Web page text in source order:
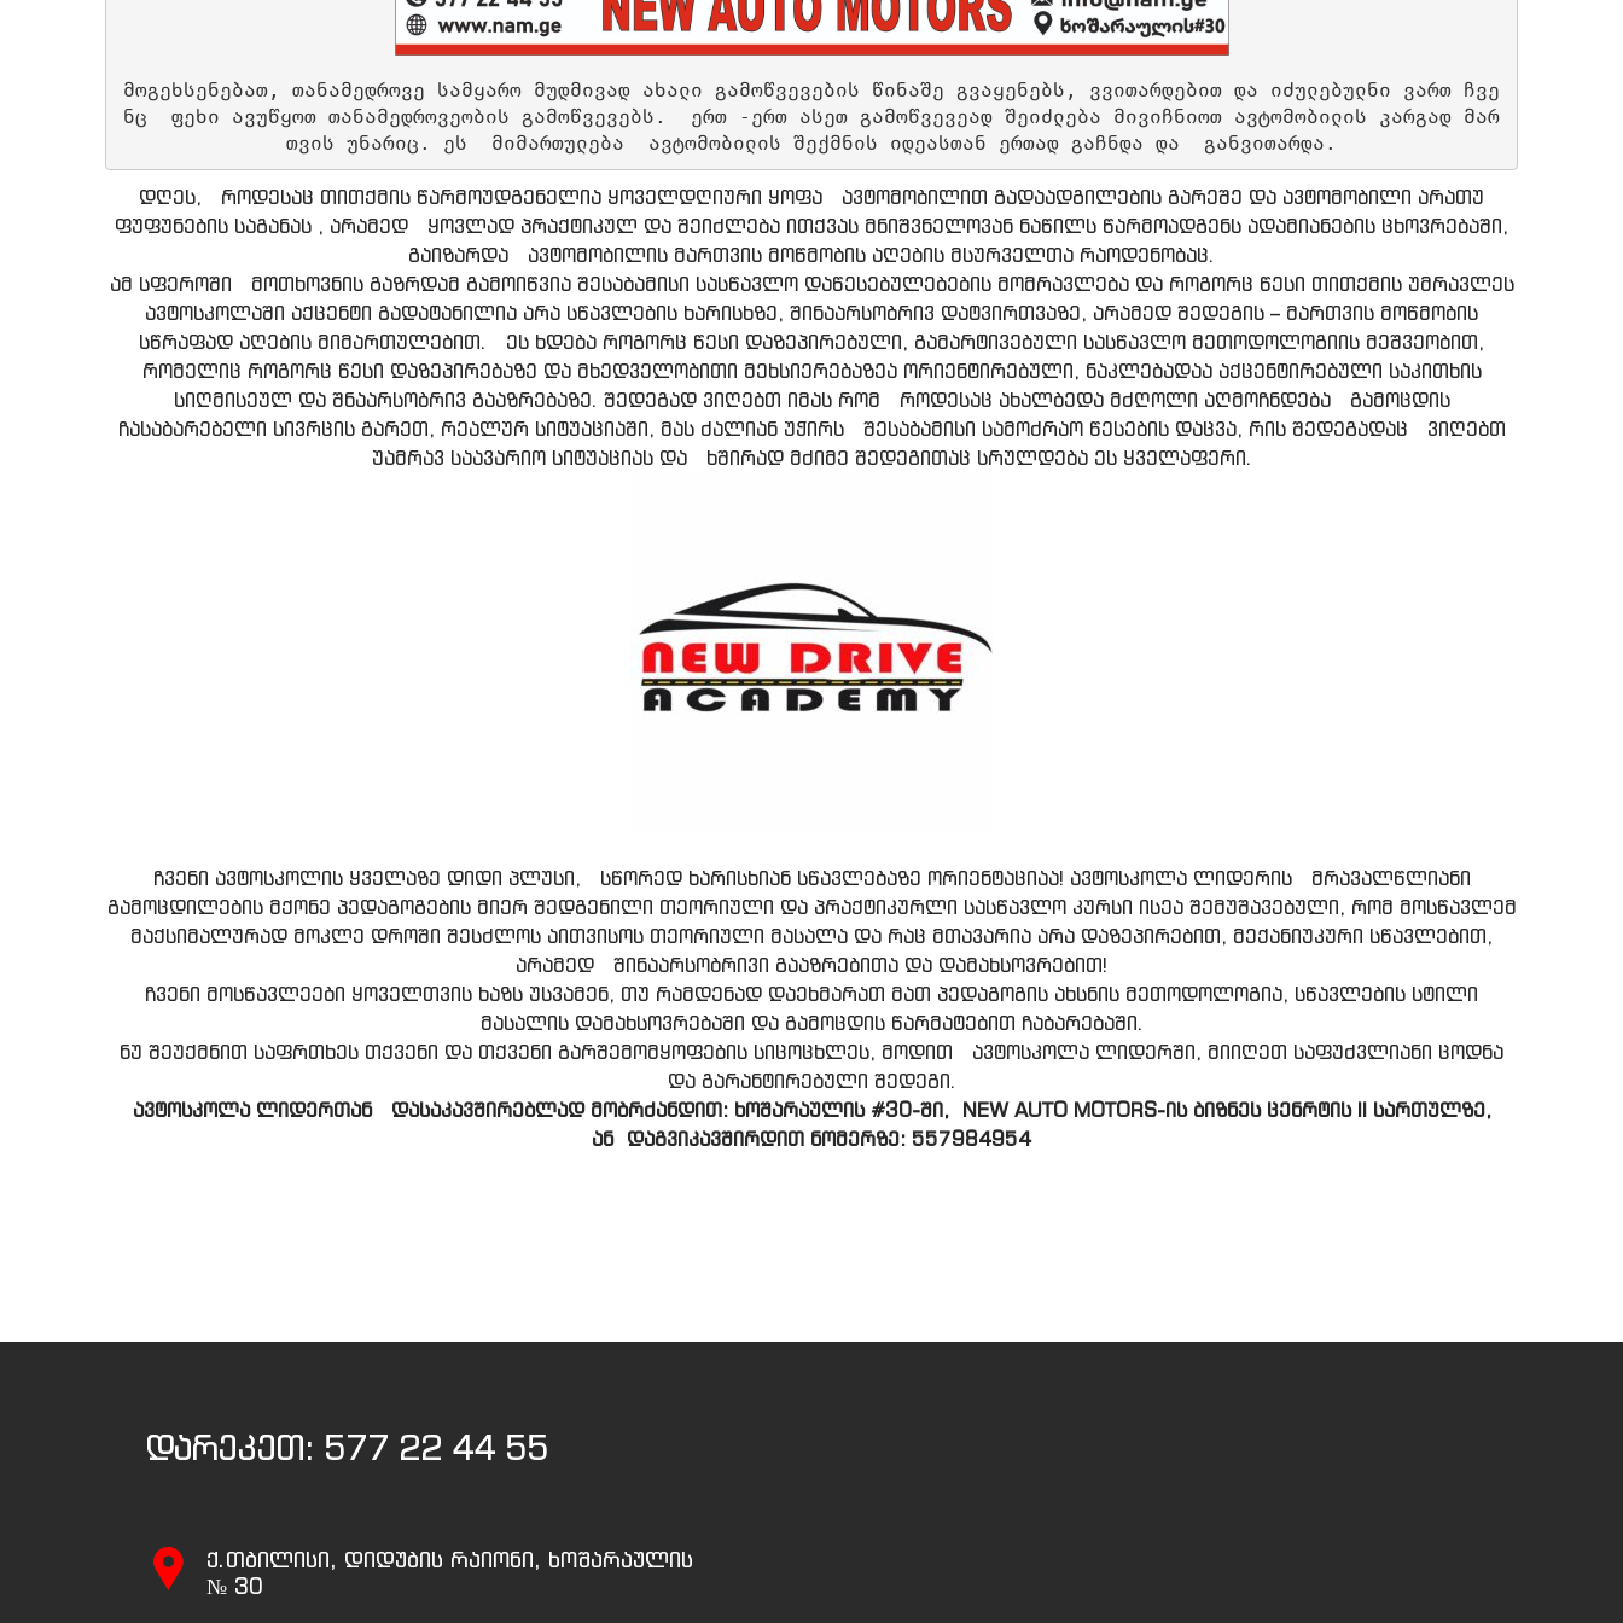
მოგეხსენებათ, თანამედროვე სამყარო მუდმივად ახალი გამოწვევების წინაშე გვაყენებს, ვვითარდებით და იძულებულნი ვართ ჩვე
ნც  ფეხი ავუწყოთ თანამედროვეობის გამოწვევებს.  ერთ -ერთ ასეთ გამოწვევეად შეიძლება მივიჩნიოთ ავტომობილის კარგად მარ
თვის უნარიც. ეს  მიმართულება  ავტომობილის შექმნის იდეასთან ერთად გაჩნდა და  განვითარდა.
დღეს, როდესაც თითქმის წარმოუდგენელია ყოველდღიური ყოფა ავტომობილით გადაადგილების გარეშე და ავტომობილი არათუ
ფუფუნების საგანას , არამედ ყოვლად პრაქტიკულ და შეიძლება ითქვას მნიშვნელოვან ნაწილს წარმოადგენს ადამიანების ცხოვრებაში,
გაიზარდა ავტომობილის მართვის მოწმობის აღების მსურველთა რაოდენობაც.
ამ სფეროში მოთხოვნის გაზრდამ გამოიწვია შესაბამისი სასწავლო დაწესებულებების მომრავლება და როგორც წესი თითქმის უმრავლეს
ავტოსკოლაში აქცენტი გადატანილია არა სწავლების ხარისხზე, შინაარსობრივ დატვირთვაზე, არამედ შედეგის – მართვის მოწმობის
სწრაფად აღების მიმართულებით. ეს ხდება როგორც წესი დაზეპირებული, გამარტივებული სასწავლო მეთოდოლოგიის მეშვეობით,
რომელიც როგორც წესი დაზეპირებაზე და მხედველობითი მეხსიერებაზეა ორიენტირებული, ნაკლებადაა აქცენტირებული საკითხის
სიღმისეულ და შნაარსობრივ გააზრებაზე. შედეგად ვიღებთ იმას რომ როდესაც ახალბედა მძღოლი აღმოჩნდება გამოცდის
ჩასაბარებელი სივრცის გარეთ, რეალურ სიტუაციაში, მას ძალიან უჭირს შესაბამისი სამოძრაო წესების დაცვა, რის შედეგადაც ვიღებთ
უამრავ საავარიო სიტუაციას და ხშირად მძიმე შედეგითაც სრულდება ეს ყველაფერი.
ჩვენი ავტოსკოლის ყველაზე დიდი პლუსი, სწორედ ხარისხიან სწავლებაზე ორიენტაციაა! ავტოსკოლა ლიდერის მრავალწლიანი
გამოცდილების მქონე პედაგოგების მიერ შედგენილი თეორიული და პრაქტიკურლი სასწავლო კურსი ისეა შემუშავებული, რომ მოსწავლემ
მაქსიმალურად მოკლე დროში შესძლოს აითვისოს თეორიული მასალა და რაც მთავარია არა დაზეპირებით, მექანიუკური სწავლებით,
არამედ შინაარსობრივი გააზრებითა და დამახსოვრებით!
ჩვენი მოსწავლეები ყოველთვის ხაზს უსვამენ, თუ რამდენად დაეხმარათ მათ პედაგოგის ახსნის მეთოდოლოგია, სწავლების სტილი
მასალის დამახსოვრებაში და გამოცდის წარმატებით ჩაბარებაში.
ნუ შეუქმნით საფრთხეს თქვენი და თქვენი გარშემომყოფების სიცოცხლეს, მოდით ავტოსკოლა ლიდერში, მიიღეთ საფუძვლიანი ცოდნა
და გარანტირებული შედეგი.
ავტოსკოლა ლიდერთან დასაკავშირებლად მობრძანდით: ხოშარაულის #30-ში, NEW AUTO MOTORS-ის ბიზნეს ცენრტის II სართულზე,
ან დაგვიკავშირდით ნომერზე: 557984954
დარეკეთ: 577 22 44 55
ქ.თბილისი, დიდუბის რაიონი, ხოშარაულის
№ 30